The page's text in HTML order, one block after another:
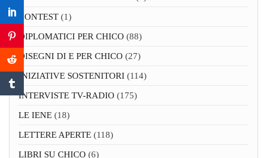
CONTEST (1)
DIPLOMATICI PER CHICO (88)
DISEGNI DI E PER CHICO (27)
INIZIATIVE SOSTENITORI (114)
INTERVISTE TV-RADIO (175)
LE IENE (18)
LETTERE APERTE (118)
LIBRI SU CHICO (6)